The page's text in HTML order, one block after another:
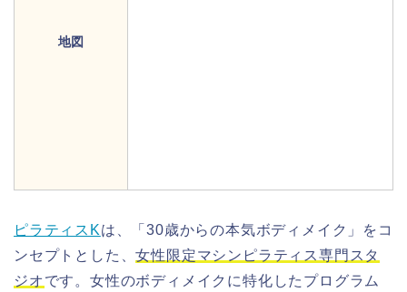
地図
ピラティスKは、「30歳からの本気ボディメイク」をコ
ンセプトとした、女性限定マシンピラティス専門スタ
ジオ です。女性のボディメイクに特化したプログラム